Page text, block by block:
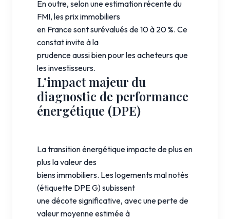
En outre, selon une estimation récente du
FMI, les prix immobiliers
en France sont surévalués de 10 à 20 %. Ce
constat invite à la
prudence aussi bien pour les acheteurs que
les investisseurs.
L’impact majeur du
diagnostic de performance
énergétique (DPE)
La transition énergétique impacte de plus en
plus la valeur des
biens immobiliers. Les logements mal notés
(étiquette DPE G) subissent
une décote significative, avec une perte de
valeur moyenne estimée à